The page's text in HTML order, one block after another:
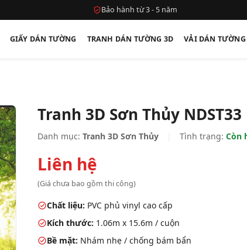
Bảo hành từ 3 - 5 năm
GIẤY DÁN TƯỜNG TRANH DÁN TƯỜNG 3D VẢI DÁN TƯỜNG
Tranh 3D Sơn Thủy NDST33
Danh mục: Tranh 3D Sơn Thủy Tình trạng: Còn
Liên hệ
(Giá chưa bao gồm thi công)
Chất liệu: PVC phủ vinyl cao cấp
Kích thước: 1.06m x 15.6m / cuộn
Bề mặt: Nhám nhẹ / chống bám bẩn